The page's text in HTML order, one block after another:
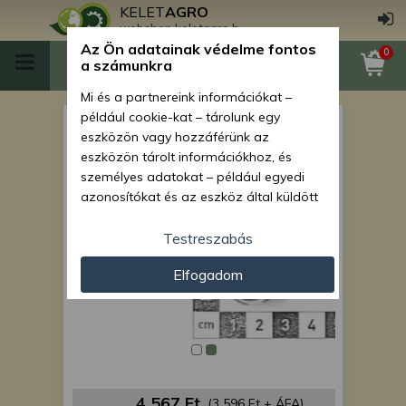
KELETAGRO
webshop.keletagro.hu
0
MTZ üzemanyag cső, 100 cm-
es (hidr.tömlőből)
Az Ön adatainak védelme fontos
a számunkra
Mi és a partnereink információkat –
például cookie-kat – tárolunk egy
eszközön vagy hozzáférünk az
eszközön tárolt információkhoz, és
személyes adatokat – például egyedi
azonosítókat és az eszköz által küldött
személyre szabott hirdetések és
tartalom nyújtásához, hirdetés- és
tartalomméréshez, nézettségi adatok
gyűjtéséhez, valamint termékek
kifejlesztéséhez és a termékek
javításához. Az Ön engedélyével mi és a
partnereink eszközleolvasásos
adatokat és azonosítási információkat
Testreszabás
Elfogadom